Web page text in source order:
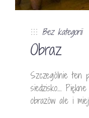
Bez kategorii
Obraz
Szczególnie ten
siedzisko….
obrazów ale i